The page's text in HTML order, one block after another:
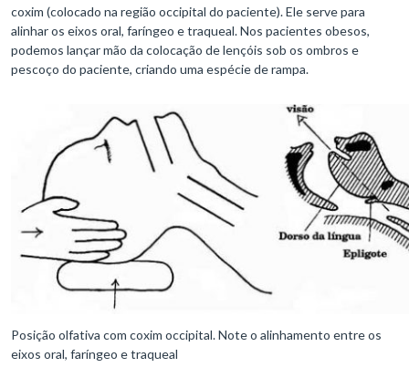
coxim (colocado na região occipital do paciente). Ele serve para
alinhar os eixos oral, faríngeo e traqueal. Nos pacientes obesos,
podemos lançar mão da colocação de lençóis sob os ombros e
pescoço do paciente, criando uma espécie de rampa.
Posição olfativa com coxim occipital. Note o alinhamento entre os
eixos oral, faríngeo e traqueal